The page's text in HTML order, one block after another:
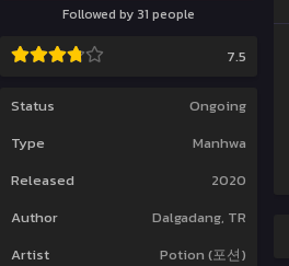
Followed by 31 people
7.5
Status
Ongoing
Type
Manhwa
Released
2020
Author
Dalgadang, TR
Artist
Potion (포션)